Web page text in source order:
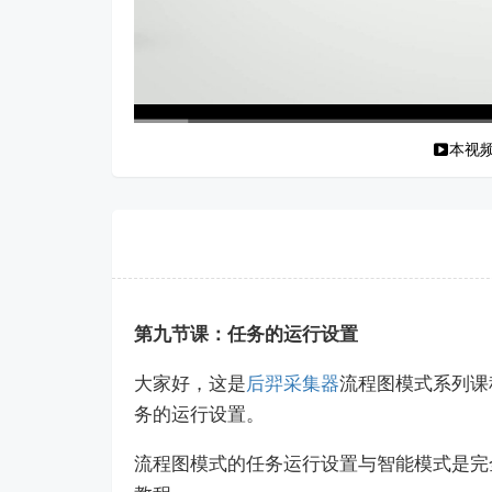
本视
第九节课：任务的运行设置
大家好，这是后羿采集器流程图模式系列
务的运行设置。
流程图模式的任务运行设置与智能模式是